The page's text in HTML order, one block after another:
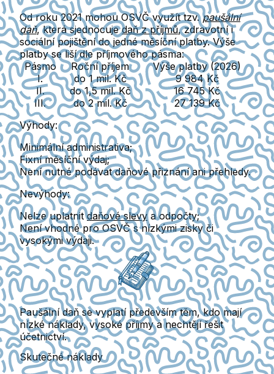
Od roku 2021 mohou OSVČ využít tzv.paušální
daň, která sjednocujedaň z příjmů,zdravotníi
sociální pojištěnído jedné měsíční platby. Výše
platby se liší dle příjmového pásma:
Pásmo
Roční příjem
Výše platby (2026)
I.
do 1 mil. Kč 9 984 Kč
II.
do 1,5 mil. Kč
16 745 Kč
III.
do 2 mil. Kč
27 139 Kč
Výhody:
Minimální administrativa;
Fixní měsíční výdaj;
Není nutné podávat daňové přiznání ani přehledy.
Nevýhody:
Nelze uplatnitdaňové slevya odpočty;
Není vhodné pro OSVČ s nízkými zisky či
vysokými výdaji.
Paušální daň se vyplatí především těm, kdo mají
nízké náklady,vysoké příjmyanechtějí řešit
účetnictví.
Skutečné náklady